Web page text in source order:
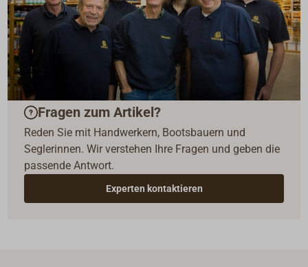
Fragen zum Artikel?
Reden Sie mit Handwerkern, Bootsbauern und
Seglerinnen. Wir verstehen Ihre Fragen und geben die
passende Antwort.
Experten kontaktieren